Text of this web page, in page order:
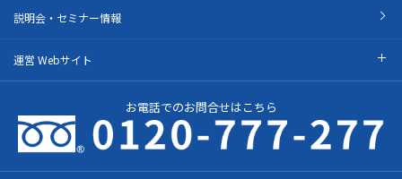
説明会・セミナー情報
運営 Webサイト
お電話でのお問合せはこちら